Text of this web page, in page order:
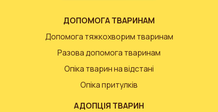
ДОПОМОГА ТВАРИНАМ
Допомога тяжкохворим тваринам
Разова допомога тваринам
Опіка тварин на відстані
Опіка притулків
АДОПЦІЯ ТВАРИН